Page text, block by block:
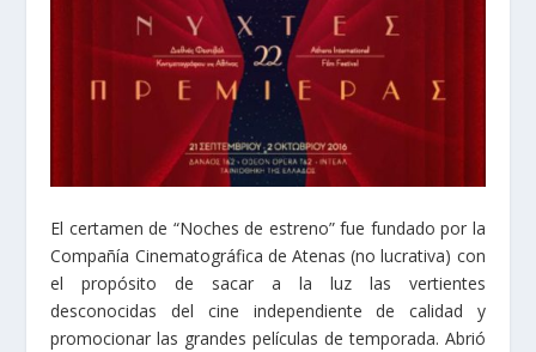
El certamen de “Noches de estreno” fue fundado por la
Compañía Cinematográfica de Atenas (no lucrativa) con
el propósito de sacar a la luz las vertientes
desconocidas del cine independiente de calidad y
promocionar las grandes películas de temporada. Abrió